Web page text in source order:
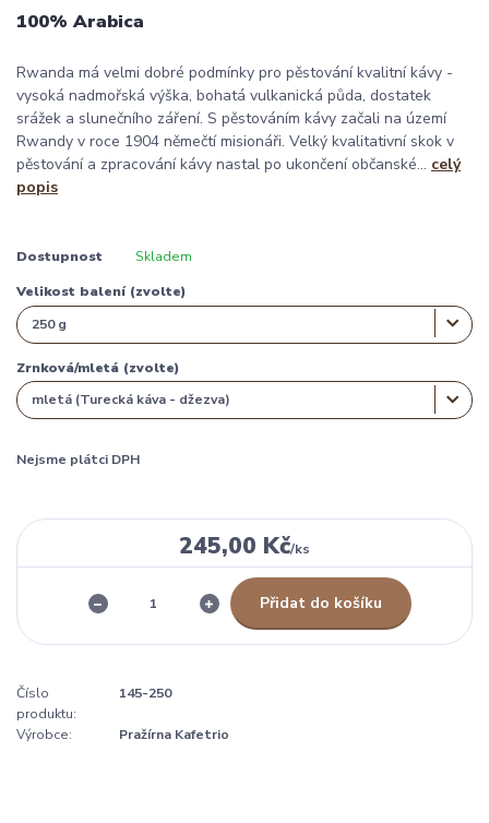
100% Arabica
Rwanda má velmi dobré podmínky pro pěstování kvalitní kávy -
vysoká nadmořská výška, bohatá vulkanická půda, dostatek
srážek a slunečního záření. S pěstováním kávy začali na území
Rwandy v roce 1904 němečtí misionáři. Velký kvalitativní skok v
pěstování a zpracování kávy nastal po ukončení občanské... celý
popis
Dostupnost Skladem
Velikost balení (zvolte)
Zrnková/mletá (zvolte)
Nejsme plátci DPH
245,00 Kč/ks
Přidat do košíku
Číslo
produktu:
145-250
Výrobce: Pražírna Kafetrio